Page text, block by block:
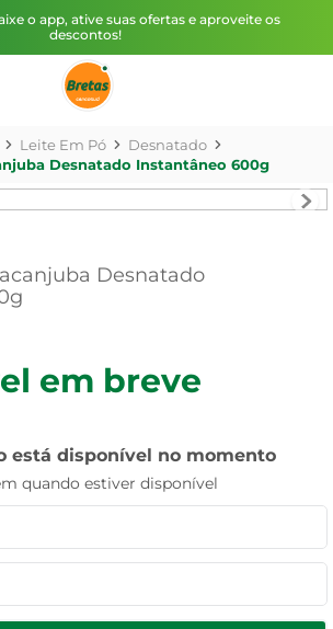
o app, ative suas ofertas e aproveite os
descontos!
Leite Em Pó
Desnatado
Desnatado Instantâneo 600g
Desnatado
em breve
está disponível no momento
quando estiver disponível